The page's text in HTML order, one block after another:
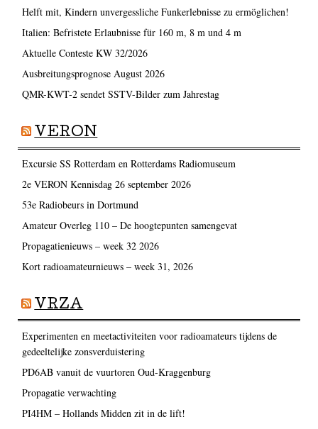
Helft mit, Kindern unvergessliche Funkerlebnisse zu ermöglichen!
Italien: Befristete Erlaubnisse für 160 m, 8 m und 4 m
Aktuelle Conteste KW 32/2026
Ausbreitungsprognose August 2026
QMR-KWT-2 sendet SSTV-Bilder zum Jahrestag
VERON
Excursie SS Rotterdam en Rotterdams Radiomuseum
2e VERON Kennisdag 26 september 2026
53e Radiobeurs in Dortmund
Amateur Overleg 110 – De hoogtepunten samengevat
Propagatienieuws – week 32 2026
Kort radioamateurnieuws – week 31, 2026
VRZA
Experimenten en meetactiviteiten voor radioamateurs tijdens de
gedeeltelijke zonsverduistering
PD6AB vanuit de vuurtoren Oud-Kraggenburg
Propagatie verwachting
PI4HM – Hollands Midden zit in de lift!